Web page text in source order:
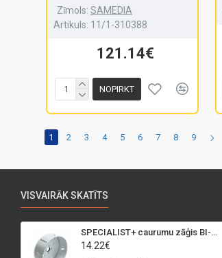
Zīmols: SAMEDIA
Artikuls: 11/1-310388
121.14€
NOPIRKT
1 2 3 4 5 6 7 8 9
VISVAIRĀK SKATĪTS
SPECIALIST+ caurumu zāģis BI-METAL, 95 mm
14.22€